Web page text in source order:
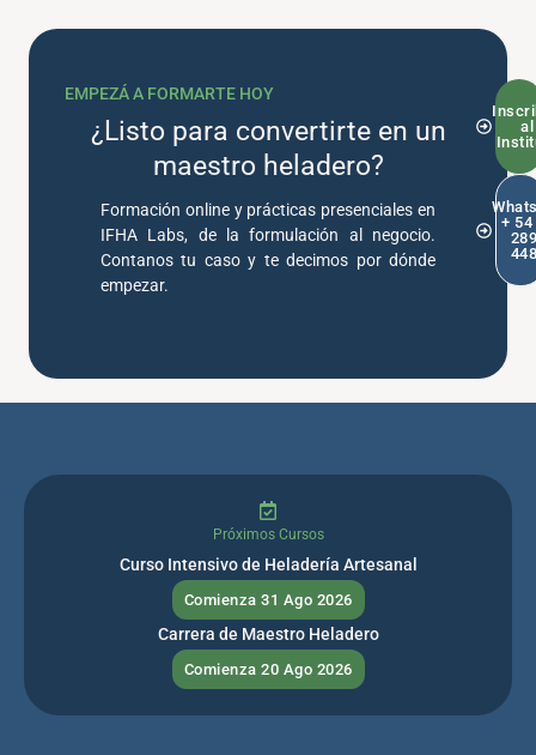
EMPEZÁ A FORMARTE HOY
¿Listo para convertirte en un
maestro heladero?
Formación online y prácticas presenciales en
IFHA Labs, de la formulación al negocio.
Contanos tu caso y te decimos por dónde
empezar.
al
+ 54
Próximos Cursos
Curso Intensivo de Heladería Artesanal
Comienza 31 Ago 2026
Carrera de Maestro Heladero
Comienza 20 Ago 2026